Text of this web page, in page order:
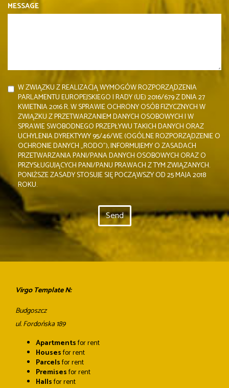
MESSAGE
W ZWIĄZKU Z REALIZACJĄ WYMOGÓW ROZPORZĄDZENIA
PARLAMENTU EUROPEJSKIEGO I RADY (UE) 2016/679 Z DNIA 27
KWIETNIA 2016 R. W SPRAWIE OCHRONY OSÓB FIZYCZNYCH W
ZWIĄZKU Z PRZETWARZANIEM DANYCH OSOBOWYCH I W
SPRAWIE SWOBODNEGO PRZEPŁYWU TAKICH DANYCH ORAZ
UCHYLENIA DYREKTYWY 95/46/WE (OGÓLNE ROZPORZĄDZENIE O
OCHRONIE DANYCH „RODO”), INFORMUJEMY O ZASADACH
PRZETWARZANIA PANI/PANA DANYCH OSOBOWYCH ORAZ O
PRZYSŁUGUJĄCYCH PANI/PANU PRAWACH Z TYM ZWIĄZANYCH.
PONIŻSZE ZASADY STOSUJE SIĘ POCZĄWSZY OD 25 MAJA 2018
ROKU.
Virgo Template N:
Budgoszcz
ul. Fordońska 189
Apartmentsfor rent
Housesfor rent
Parcelsfor rent
Premisesfor rent
Hallsfor rent